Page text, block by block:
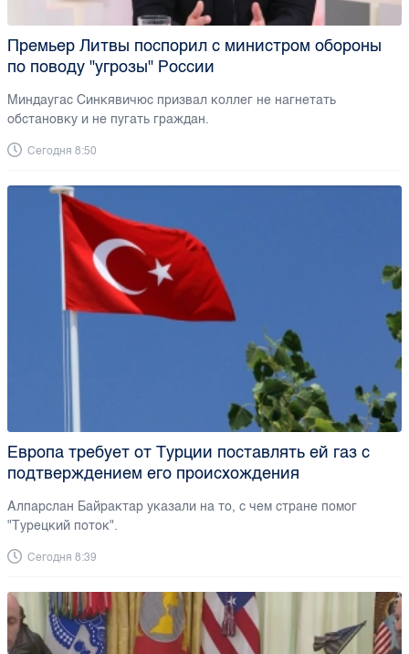
Премьер Литвы поспорил с министром обороны
по поводу "угрозы" России
Миндаугас Синкявичюс призвал коллег не нагнетать
обстановку и не пугать граждан.
Сегодня 8:50
Европа требует от Турции поставлять ей газ с
подтверждением его происхождения
Алпарслан Байрактар указали на то, с чем стране помог
"Турецкий поток".
Сегодня 8:39